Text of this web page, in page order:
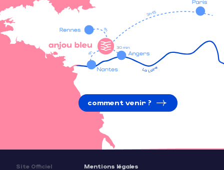
comment venir ?
Site Officiel Mentions légales